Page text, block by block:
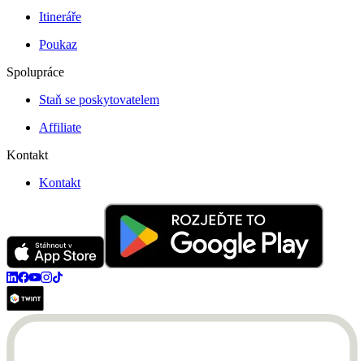
Itineráře
Poukaz
Spolupráce
Staň se poskytovatelem
Affiliate
Kontakt
Kontakt